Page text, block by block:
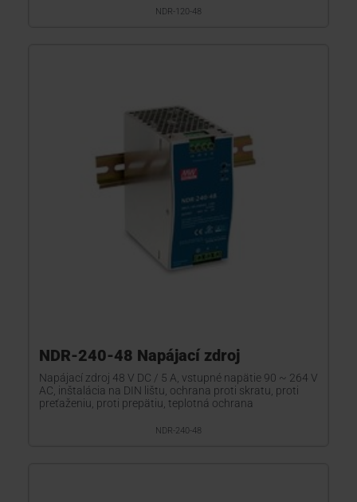
NDR-120-48
NDR-240-48 Napájací zdroj
Napájací zdroj 48 V DC / 5 A, vstupné napätie 90 ~ 264 V
AC, inštalácia na DIN lištu, ochrana proti skratu, proti
preťaženiu, proti prepätiu, teplotná ochrana
NDR-240-48